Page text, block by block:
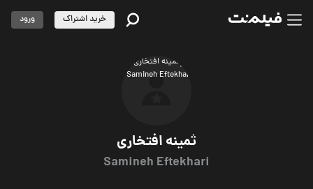
ثمینه افتخاری
Samineh Eftekhari
خرید اشتراک ورود